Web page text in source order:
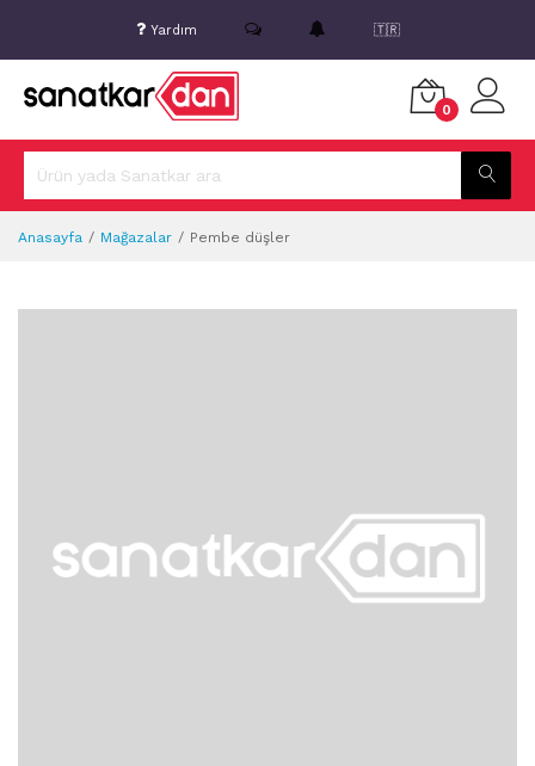
Yardım 🇹🇷
0
Anasayfa Mağazalar Pembe düşler